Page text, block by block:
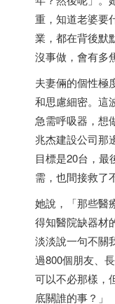
重，知道老婆要
業，都在背後默
沒事做，會有多
夫妻倆的個性極
和思慮細密。這
急需呼吸器，想
兆杰建設公司那
目標是20台，最
需，也間接救了
她說，「那些醫
得知醫院缺器材
淡淡說一句不關
過800個朋友、
可以不必那樣，
底關誰的事？」